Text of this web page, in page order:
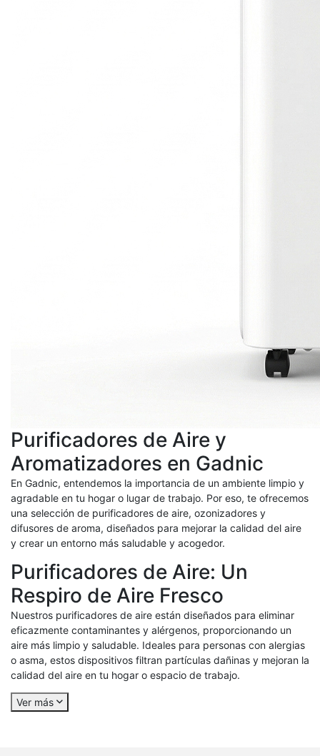
Purificadores de Aire y
Aromatizadores en Gadnic
En Gadnic, entendemos la importancia de un ambiente limpio y
agradable en tu hogar o lugar de trabajo. Por eso, te ofrecemos
una selección de purificadores de aire, ozonizadores y
difusores de aroma, diseñados para mejorar la calidad del aire
y crear un entorno más saludable y acogedor.
Purificadores de Aire: Un
Respiro de Aire Fresco
Nuestros purificadores de aire están diseñados para eliminar
eficazmente contaminantes y alérgenos, proporcionando un
aire más limpio y saludable. Ideales para personas con alergias
o asma, estos dispositivos filtran partículas dañinas y mejoran la
calidad del aire en tu hogar o espacio de trabajo.
Ver más